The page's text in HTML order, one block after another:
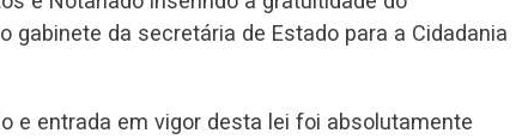
gabinete da secretária de Estado para a Cidadania
e entrada em vigor desta lei foi absolutamente